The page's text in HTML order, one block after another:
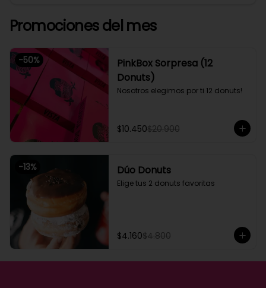
Promociones del mes
-50%
PinkBox Sorpresa (12
Donuts)
Nosotros elegimos por ti 12 donuts!
$10.450$20.900
-13% Dúo Donuts
Elige tus 2 donuts favoritas
$4.160$4.800